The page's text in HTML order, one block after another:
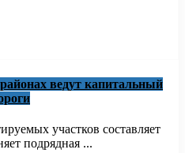
ведут капитальный
участков составляет
подрядная ...